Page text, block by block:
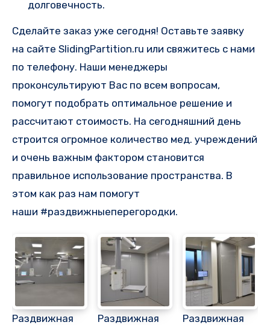
долговечность.
Сделайте заказ уже сегодня! Оставьте заявку
на сайте SlidingPartition.ru или свяжитесь с нами
по телефону. Наши менеджеры
проконсультируют Вас по всем вопросам,
помогут подобрать оптимальное решение и
рассчитают стоимость. На сегодняшний день
строится огромное количество мед. учреждений
и очень важным фактором становится
правильное использование пространства. В
этом как раз нам помогут
наши #раздвижныеперегородки.
Раздвижная
Раздвижная
Раздвижная